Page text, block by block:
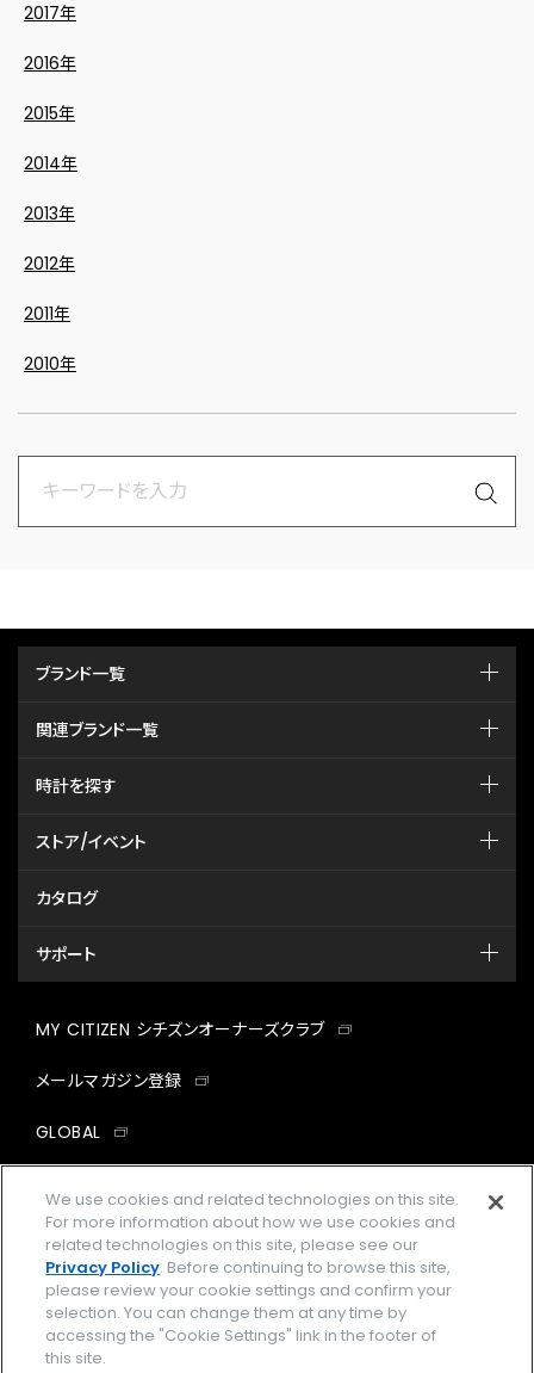
2017年
2016年
2015年
2014年
2013年
2012年
2011年
2010年
ブランド一覧
関連ブランド一覧
時計を探す
ストア/イベント
カタログ
サポート
MY CITIZEN シチズンオーナーズクラブ
メールマガジン登録
GLOBAL
facebookinstagramtwitter
企業情報 ご利用規約
プライバシーポリシー Cookies Settings
We use cookies and related technologies on this site.
For more information about how we use cookies and
related technologies on this site, please see our
Privacy Policy. Before continuing to browse this site,
please review your cookie settings and confirm your
selection. You can change them at any time by
accessing the "Cookie Settings" link in the footer of
this site.